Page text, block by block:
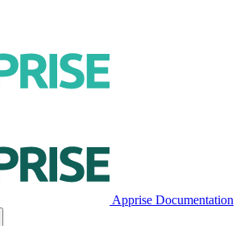
Apprise Documentation